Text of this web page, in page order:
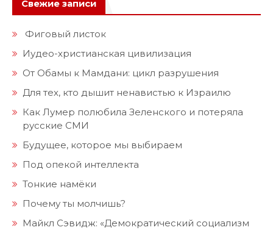
Свежие записи
Фиговый листок
Иудео-христианская цивилизация
От Обамы к Мамдани: цикл разрушения
Для тех, кто дышит ненавистью к Израилю
Как Лумер полюбила Зеленского и потеряла
русские СМИ
Будущее, которое мы выбираем
Под опекой интеллекта
Тонкие намёки
Почему ты молчишь?
Майкл Сэвидж: «Демократический социализм